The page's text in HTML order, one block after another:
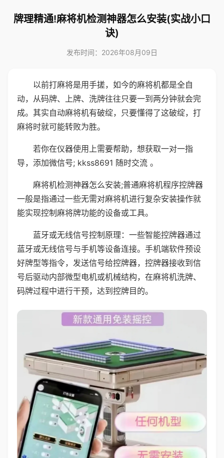
牌理精通!麻将机检测神器怎么安装(实战小口
诀)
发布时间：2026年08月09日
以前打麻将是用手搓，如今的麻将机都是全自
动，从码牌、上牌、洗牌往往只要一到两分钟就会完
成。其实自动麻将机有破绽，只要懂得了这破绽，打
麻将时就可能转败为胜。
若你在仪器使用上需要帮助，想获取一对一指
导，添加微信号; kkss8691 随时交流 。
麻将机检测神器怎么安装;普通麻将机程序控牌器
一般是指通过一些无需对麻将机进行复杂安装操作就
能实现控制麻将牌功能的设备或工具。
蓝牙或无线信号控制原理：一些智能控牌器通过
蓝牙或无线信号与手机等设备连接。手机端软件预设
好牌型等指令，发送信号给控牌器，控牌器接收到信
号后驱动内部微型电机或机械结构，在麻将机洗牌、
码牌过程中进行干预，达到控牌目的。